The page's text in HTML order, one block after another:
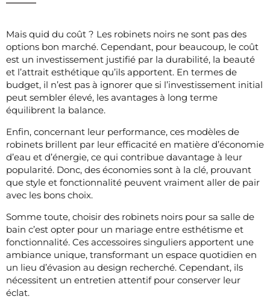
Mais quid du coût ? Les robinets noirs ne sont pas des
options bon marché. Cependant, pour beaucoup, le coût
est un investissement justifié par la durabilité, la beauté
et l’attrait esthétique qu’ils apportent. En termes de
budget, il n’est pas à ignorer que si l’investissement initial
peut sembler élevé, les avantages à long terme
équilibrent la balance.
Enfin, concernant leur performance, ces modèles de
robinets brillent par leur efficacité en matière d’économie
d’eau et d’énergie, ce qui contribue davantage à leur
popularité. Donc, des économies sont à la clé, prouvant
que style et fonctionnalité peuvent vraiment aller de pair
avec les bons choix.
Somme toute, choisir des robinets noirs pour sa salle de
bain c’est opter pour un mariage entre esthétisme et
fonctionnalité. Ces accessoires singuliers apportent une
ambiance unique, transformant un espace quotidien en
un lieu d’évasion au design recherché. Cependant, ils
nécessitent un entretien attentif pour conserver leur
éclat.